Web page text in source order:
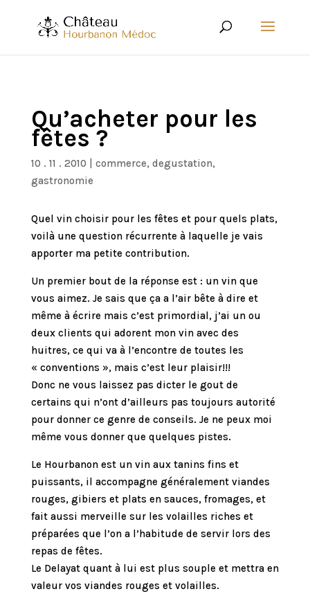
Qu’acheter pour les
fêtes ?
10 . 11 . 2010 commerce, degustation,
gastronomie
Quel vin choisir pour les fêtes et pour quels plats,
voilà une question récurrente à laquelle je vais
apporter ma petite contribution.
Un premier bout de la réponse est : un vin que
vous aimez. Je sais que ça a l’air bête à dire et
même à écrire mais c’est primordial, j’ai un ou
deux clients qui adorent mon vin avec des
huitres, ce qui va à l’encontre de toutes les
« conventions », mais c’est leur plaisir!!!
Donc ne vous laissez pas dicter le gout de
certains qui n’ont d’ailleurs pas toujours autorité
pour donner ce genre de conseils. Je ne peux moi
même vous donner que quelques pistes.
Le Hourbanon est un vin aux tanins fins et
puissants, il accompagne généralement viandes
rouges, gibiers et plats en sauces, fromages, et
fait aussi merveille sur les volailles riches et
préparées que l’on a l’habitude de servir lors des
repas de fêtes.
Le Delayat quant à lui est plus souple et mettra en
valeur vos viandes rouges et volailles.